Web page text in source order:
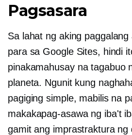
Pagsasara
Sa lahat ng aking paggalang
para sa Google Sites, hindi
pinakamahusay na tagabuo
planeta. Ngunit kung
pagiging simple, mabilis na
makakapag-asawa ng iba't
gamit ang imprastraktura ng